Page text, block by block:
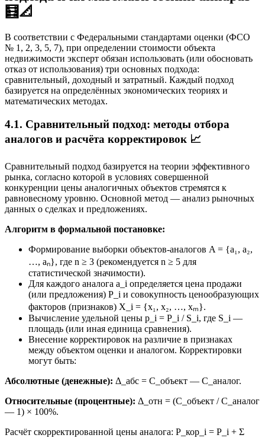
🧮📐
В соответствии с Федеральными стандартами оценки (ФСО
№ 1, 2, 3, 5, 7), при определении стоимости объекта
недвижимости эксперт обязан использовать (или обосновать
отказ от использования) три основных подхода:
сравнительный, доходный и затратный. Каждый подход
базируется на определённых экономических теориях и
математических методах.
4.1. Сравнительный подход: методы отбора
аналогов и расчёта корректировок 📈
Сравнительный подход базируется на теории эффективного
рынка, согласно которой в условиях совершенной
конкуренции цены аналогичных объектов стремятся к
равновесному уровню. Основной метод — анализ рыночных
данных о сделках и предложениях.
Алгоритм в формальной постановке:
Формирование выборки объектов-аналогов A = {a₁, a₂,
…, aₙ}, где n ≥ 3 (рекомендуется n ≥ 5 для
статистической значимости).
Для каждого аналога a_i определяется цена продажи
(или предложения) P_i и совокупность ценообразующих
факторов (признаков) X_i = {x₁, x₂, …, xₘ}.
Вычисление удельной цены p_i = P_i / S_i, где S_i —
площадь (или иная единица сравнения).
Внесение корректировок на различие в признаках
между объектом оценки и аналогом. Корректировки
могут быть:
Абсолютные (денежные): Δ_абс = C_объект — C_аналог.
Относительные (процентные): Δ_отн = (C_объект / C_аналог
— 1) × 100%.
Расчёт скорректированной цены аналога: P_кор_i = P_i + Σ